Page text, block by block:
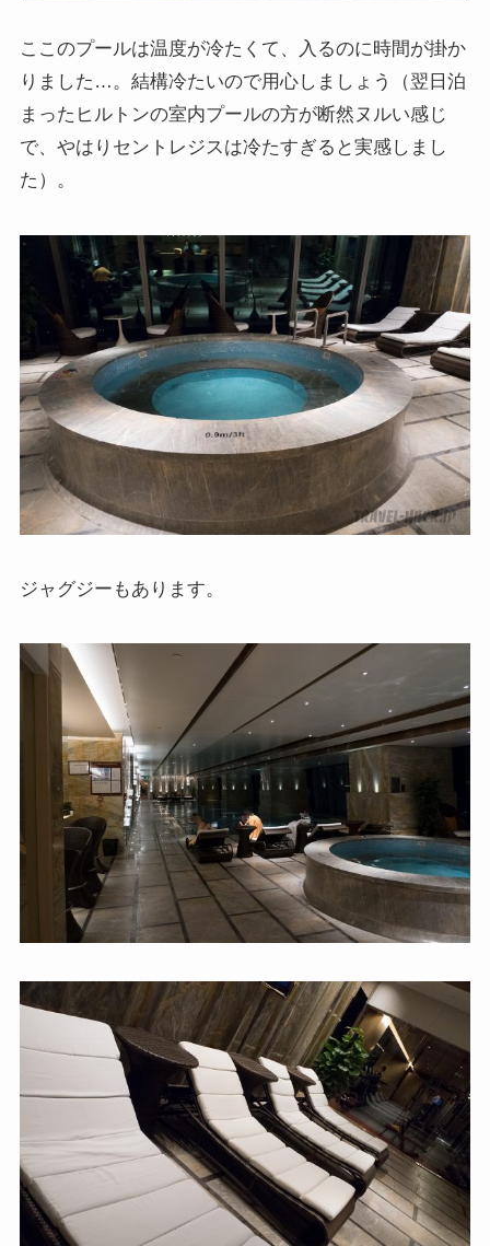
ここのプールは温度が冷たくて、入るのに時間が掛か
りました…。結構冷たいので用心しましょう（翌日泊
まったヒルトンの室内プールの方が断然ヌルい感じ
で、やはりセントレジスは冷たすぎると実感しまし
た）。
ジャグジーもあります。